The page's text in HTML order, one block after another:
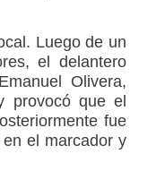
Luego de un
el delantero
Olivera,
provocó que el
fue
en el marcador y